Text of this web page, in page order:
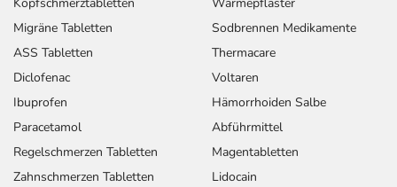
Kopfschmerztabletten
Migräne Tabletten
ASS Tabletten
Diclofenac
Ibuprofen
Paracetamol
Regelschmerzen Tabletten
Zahnschmerzen Tabletten
Wärmepflaster
Sodbrennen Medikamente
Thermacare
Voltaren
Hämorrhoiden Salbe
Abführmittel
Magentabletten
Lidocain